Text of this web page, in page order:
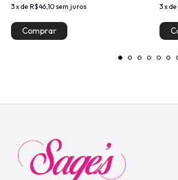
3xde R$46,10 sem juros 3xde